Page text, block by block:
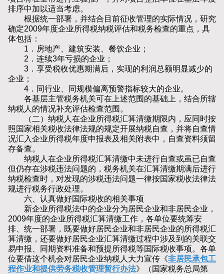
排序中加以适当考虑。
根据统一部署，并结合目前征收管理的实际情况，研究
确定2009年度企业所得税纳税评估和税务检查的重点，具
体包括：
1．房地产、建筑安装、餐饮企业；
2．连续3年亏损的企业；
3．享受税收优惠期满后，实现的利润总额明显减少的
企业；
4．同行业、同规模偏离预警指标较大的企业。
各基层主管税务机关可在上述范围的基础上，结合所辖
纳税人的情况补充评估检查范围。
（二）纳税人在企业所得税汇算清缴期限内，应同时按
照国家相关税收法律法规的规定开展纳税自查，并将自查情
况汇入企业所得税年度申报表及相关附表中，自查资料须留
存备查。
纳税人在企业所得税汇算清缴中未进行自查或虽已自查
但仍存在涉税违法问题的，税务机关在汇算清缴期满后进行
纳税检查时，对发现的涉税违法问题一律按国家税收法律法
规进行税务行政处理。
六、认真做好国际税收的相关事项
新企业所得税法中的企业分为居民企业和非居民企业，
2009年度的企业所得税汇算清缴工作，各单位要统筹安
排、统一部署，既要做好居民企业和非居民企业的所得税汇
算清缴，还要做好居民企业汇算清缴过程中涉及到的关联交
易申报、同期资料准备和预提所得税等国际税收事项。各单
位要借这个机会对居民企业纳税人大力宣传《非居民承包工
程作业和提供劳务税收管理暂行办法》（国家税务总局第